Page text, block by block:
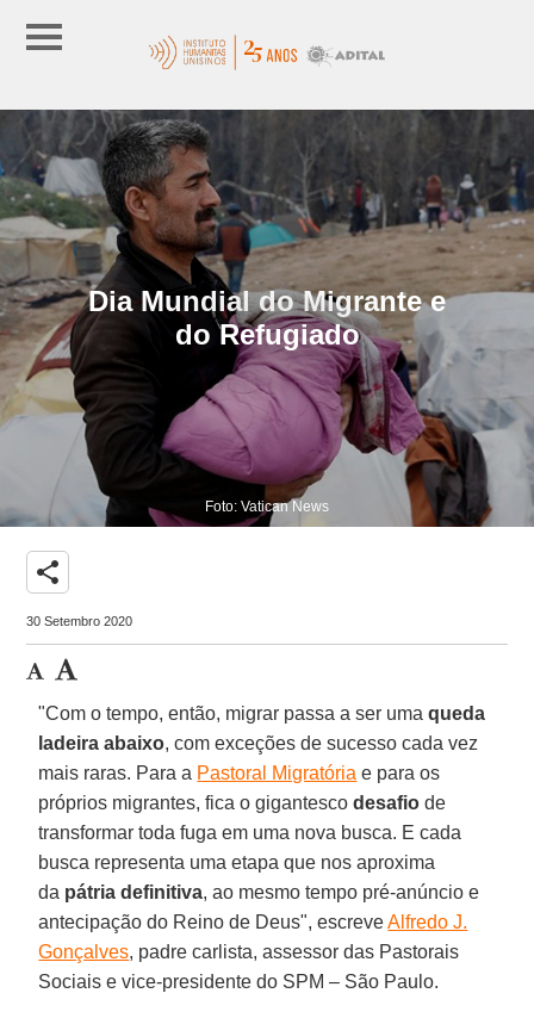
Dia Mundial do Migrante e
do Refugiado
Foto: Vatican News
share
30 Setembro 2020
"Com o tempo, então, migrar passa a ser umaqueda
ladeira abaixo, com exceções de sucesso cada vez
mais raras. Para a Pastoral Migratória e para os
próprios migrantes, fica o gigantescodesafio de
transformar toda fuga em uma nova busca. E cada
busca representa uma etapa que nos aproxima
da pátria definitiva, ao mesmo tempo pré-anúncio e
antecipação do Reino de Deus", escreveAlfredo J.
Gonçalves, padre carlista, assessor das Pastorais
Sociais e vice-presidente do SPM – São Paulo.